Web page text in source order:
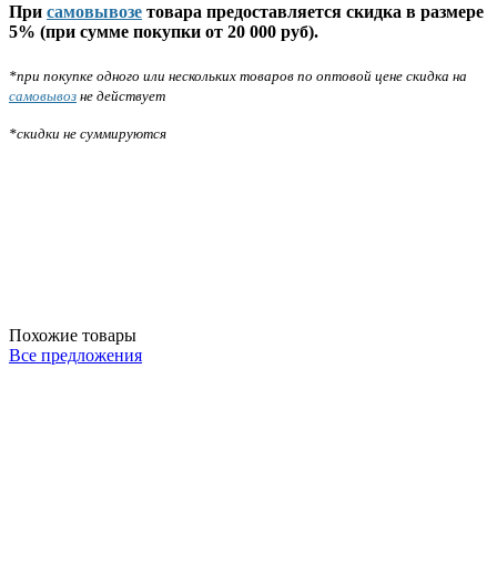
При самовывозе товара предоставляется скидка в размере
5% (при сумме покупки от 20 000 руб).
*при покупке одного или нескольких товаров по оптовой цене скидка на
самовывоз не действует
*скидки не суммируются
Похожие товары
Все предложения